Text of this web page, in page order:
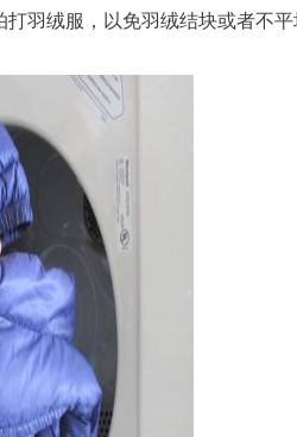
羽绒服，以免羽绒结块或者不平